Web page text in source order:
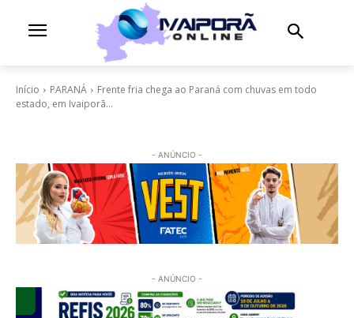
Início PARANÁ
Frente fria chega ao Paraná com chuvas em todo
estado, em Ivaiporã...
- ANÚNCIO -
- ANÚNCIO -